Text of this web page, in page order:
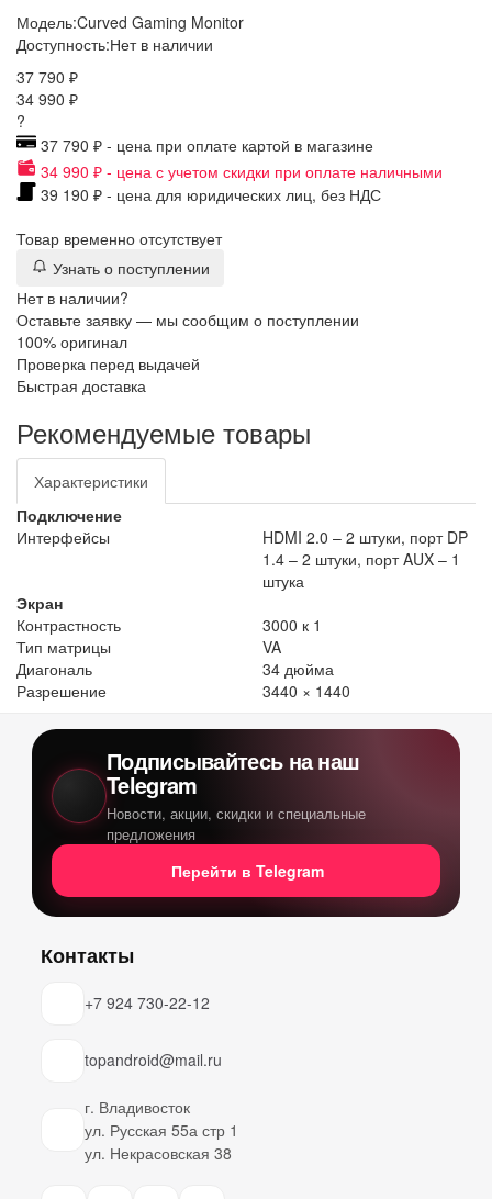
Модель:Curved Gaming Monitor
Доступность:Нет в наличии
37 790 ₽
34 990 ₽
?
37 790 ₽ - цена при оплате картой в магазине
34 990 ₽ - цена с учетом скидки при оплате наличными
39 190 ₽ - цена для юридических лиц, без НДС
Товар временно отсутствует
Узнать о поступлении
Нет в наличии?
Оставьте заявку — мы сообщим о поступлении
100% оригинал
Проверка перед выдачей
Быстрая доставка
Рекомендуемые товары
Характеристики
Подключение
Интерфейсы
HDMI 2.0 – 2 штуки, порт DP
1.4 – 2 штуки, порт AUX – 1
штука
Экран
Контрастность
3000 к 1
Тип матрицы
VA
Диагональ
34 дюйма
Разрешение
3440 × 1440
Подписывайтесь на наш
Telegram
Новости, акции, скидки и специальные
предложения
Перейти в Telegram
Контакты
+7 924 730-22-12
topandroid@mail.ru
г. Владивосток
ул. Русская 55а стр 1
ул. Некрасовская 38